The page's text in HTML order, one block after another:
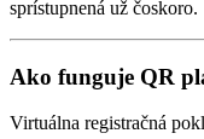
sprístupnená už čoskoro.
Ako funguje QR
Virtuálna registračná